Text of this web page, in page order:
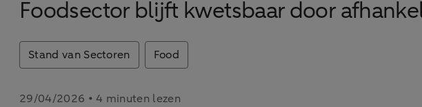
Foodsector blijft kwetsbaar door
Stand van Sectoren Food
29/04/2026 • 4 minuten lezen